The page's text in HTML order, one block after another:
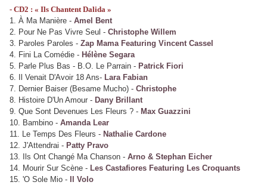
- CD2 : « Ils Chantent Dalida »
1. À Ma Manière - Amel Bent
2. Pour Ne Pas Vivre Seul - Christophe Willem
3. Paroles Paroles - Zap Mama Featuring Vincent Cassel
4. Fini La Comédie - Hélène Segara
5. Parle Plus Bas - B.O. Le Parrain - Patrick Fiori
6. Il Venait D'Avoir 18 Ans- Lara Fabian
7. Dernier Baiser (Besame Mucho) - Christophe
8. Histoire D'Un Amour - Dany Brillant
9. Que Sont Devenues Les Fleurs ? - Max Guazzini
10. Bambino - Amanda Lear
11. Le Temps Des Fleurs - Nathalie Cardone
12. J'Attendrai - Patty Pravo
13. Ils Ont Changé Ma Chanson - Arno & Stephan Eicher
14. Mourir Sur Scène - Les Castafiores Featuring Les Croquants
15. 'O Sole Mio -
Il Volo